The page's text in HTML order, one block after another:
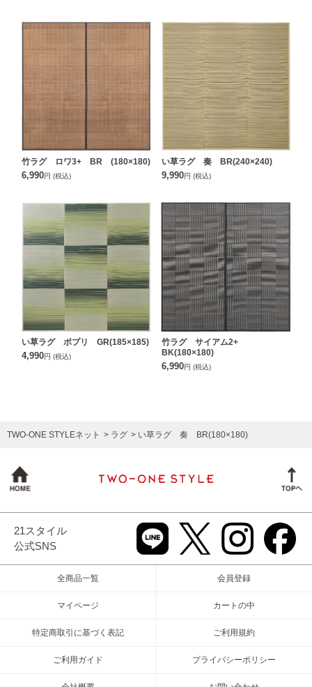
竹ラグ ロワ3+ BR (180×180)
6,990円 (税込)
い草ラグ 奏 BR(240×240)
9,990円 (税込)
い草ラグ ポプリ GR(185×185)
4,990円 (税込)
竹ラグ サイアム2+
BK(180×180)
6,990円 (税込)
TWO-ONE STYLEネット ラグ い草ラグ 奏 BR(180×180)
21スタイル
公式SNS
全商品一覧 会員登録
マイページ カートの中
特定商取引に基づく表記 ご利用規約
ご利用ガイド プライバシーポリシー